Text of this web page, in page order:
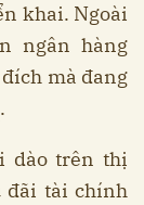
khai. Ngoài
ngân hàng
mà đang
.
dào trên thị
đãi tài chính